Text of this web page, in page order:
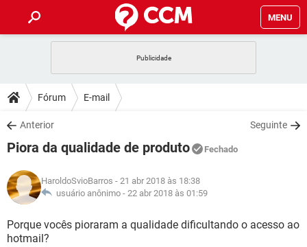
MENU
CELULAR
OUTLOOK
INSTAGRAM GMAIL
GUIA DE COMPRAS
DICAS
JOGOS
INSTAGRAM GMAIL
GUIA DE COMPRAS
DOWNLOADS
JOGOS WHATSAPP
CELULAR
OUTLOOK EXCEL
GMAIL
GUIA DE COMPRAS
JOGOS WHATSAPP
CELULAR
OUTLOOK EXCEL
GLOSSÁRIO
WHATSAPP
CELULAR
Fórum E-mail
Anterior Seguinte
Piora da qualidade de produto Fechado
HaroldoSvioBarros - 21 abr 2018 às 18:38
usuário anônimo - 22 abr 2018 às 01:59
Porque vocês pioraram a qualidade dificultando o acesso ao
hotmail?